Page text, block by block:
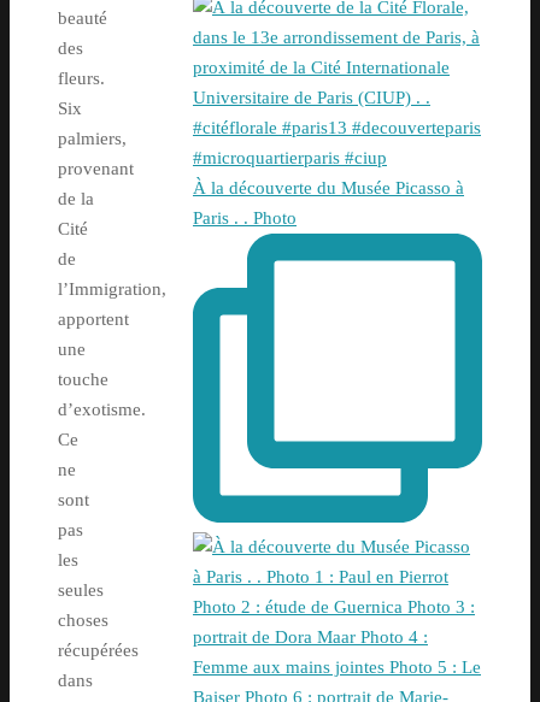
beauté
des
fleurs.
Six
palmiers,
provenant
de la
Cité
de
l’Immigration,
apportent
une
touche
d’exotisme.
Ce
ne
sont
pas
les
seules
choses
récupérées
dans
À la découverte du Musée Picasso à
Paris . . Photo